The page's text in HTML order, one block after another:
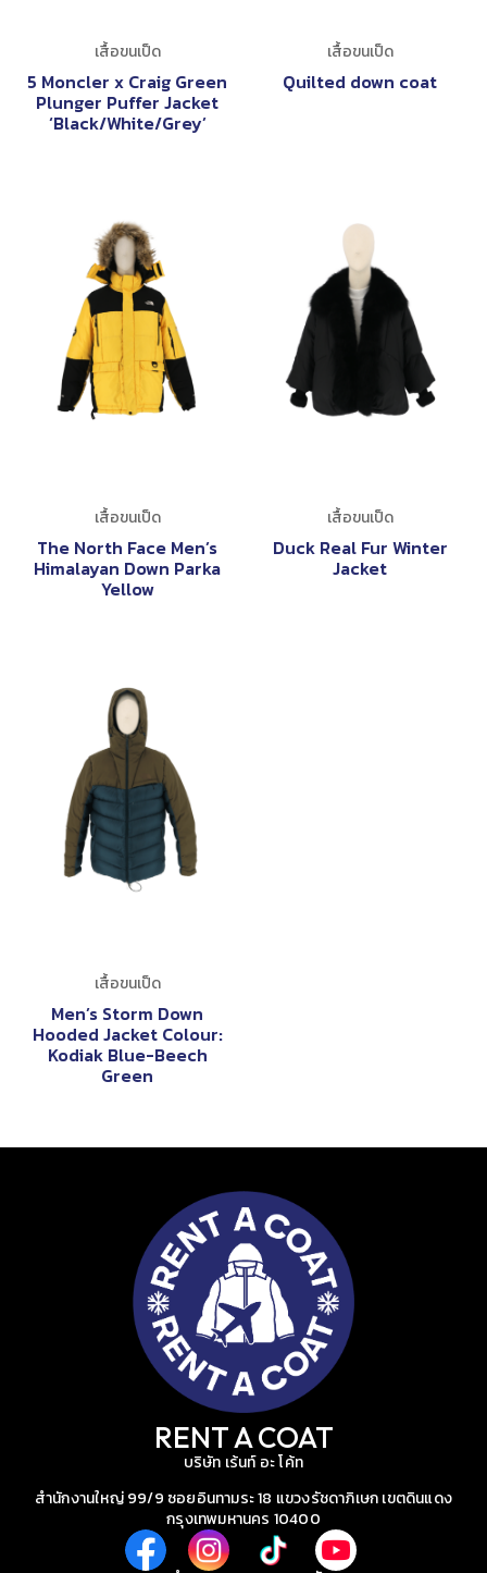
เสื้อขนเป็ด
5 Moncler x Craig Green
Plunger Puffer Jacket
‘Black/White/Grey’
เสื้อขนเป็ด
Quilted down coat
เสื้อขนเป็ด
The North Face Men’s
Himalayan Down Parka
Yellow
เสื้อขนเป็ด
Duck Real Fur Winter
Jacket
เสื้อขนเป็ด
Men’s Storm Down
Hooded Jacket Colour:
Kodiak Blue-Beech
Green
RENT A COAT
บริษัท เร้นท์ อะ โค้ท
สำนักงานใหญ่ 99/9 ซอยอินทามระ 18 แขวงรัชดาภิเษก เขตดินแดง
กรุงเทพมหานคร 10400